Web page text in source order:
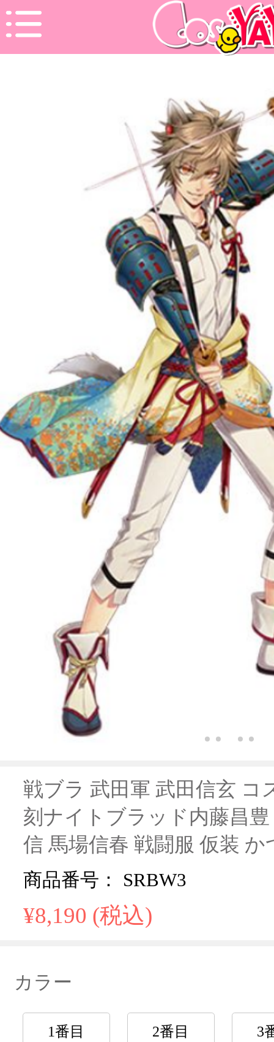
戦ブラ 武田軍 武田信玄 コ
刻ナイトブラッド内藤昌
信 馬場信春 戦闘服 仮装 か
商品番号： SRBW3
¥8,190 (税込)
カラー
1番目 2番目 3